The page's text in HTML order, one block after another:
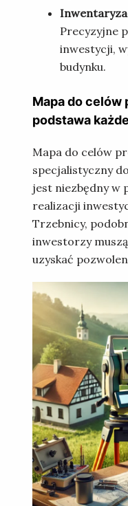
Precyzyjne
inwestycji,
budynku.
Mapa do celów
podstawa
Mapa do celów
specjalistyczny
jest niezbędny w
realizacji
Trzebnicy,
inwestorzy
uzyskać